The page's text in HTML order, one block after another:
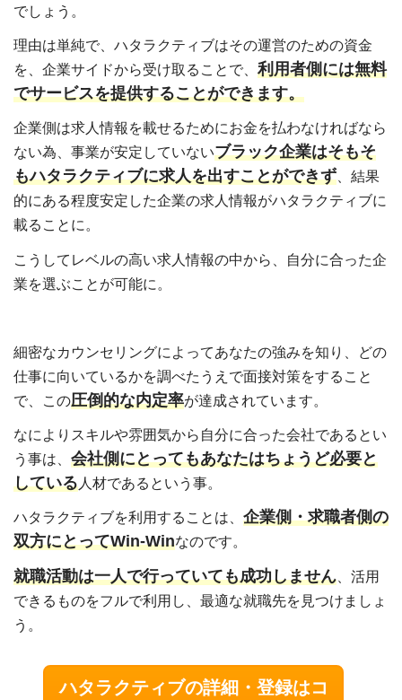
でしょう。
理由は単純で、ハタラクティブはその運営のための資金
を、企業サイドから受け取ることで、 利用者側には無料
でサービスを提供することができます。
企業側は求人情報を載せるためにお金を払わなければなら
ない為、事業が安定していないブラック企業はそもそ
もハタラクティブに求人を出すことができず 、結果
的にある程度安定した企業の求人情報がハタラクティブに
載ることに。
こうしてレベルの高い求人情報の中から、自分に合った企
業を選ぶことが可能に。
細密なカウンセリングによってあなたの強みを知り、どの
仕事に向いているかを調べたうえで面接対策をすること
で、この圧倒的な内定率が達成されています。
なによりスキルや雰囲気から自分に合った会社であるとい
う事は、 会社側にとってもあなたはちょうど必要と
している人材であるという事。
ハタラクティブを利用することは、 企業側・求職者側の
双方にとってWin-Winなのです。
就職活動は一人で行っていても成功しません 、活用
できるものをフルで利用し、最適な就職先を見つけましょ
う。
ハタラクティブの詳細・登録はコ